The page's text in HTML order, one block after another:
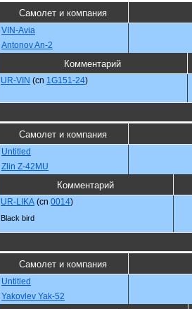
Самолет и компания
VIN-Avia
Antonov An-2
Комментарий
UR-VIN (cn 1G151-24)
Самолет и компания
Untitled
Zlin Z-42MU
Комментарий
UR-LIKA (cn 0014)
Black bird
Самолет и компания
Untitled
Yakovlev Yak-52